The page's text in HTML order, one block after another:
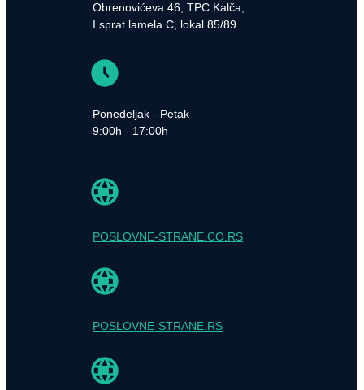
Obrenovićeva 46, TPC Kalča,
I sprat lamela C, lokal 85/89
Ponedeljak - Petak
9:00h - 17:00h
POSLOVNE-STRANE.CO.RS
POSLOVNE-STRANE.RS